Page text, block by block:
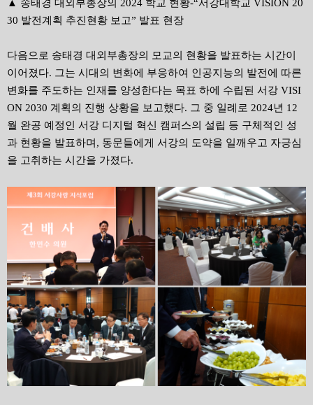
▲ 송태경 대외부총장의 2024 학교 현황-“서강대학교 VISION 20
30 발전계획 추진현황 보고” 발표 현장
다음으로 송태경 대외부총장의 모교의 현황을 발표하는 시간이
이어졌다. 그는 시대의 변화에 부응하여 인공지능의 발전에 따른
변화를 주도하는 인재를 양성한다는 목표 하에 수립된 서강 VISI
ON 2030 계획의 진행 상황을 보고했다. 그 중 일례로 2024년 12
월 완공 예정인 서강 디지털 혁신 캠퍼스의 설립 등 구체적인 성
과 현황을 발표하며, 동문들에게 서강의 도약을 일깨우고 자긍심
을 고취하는 시간을 가졌다.